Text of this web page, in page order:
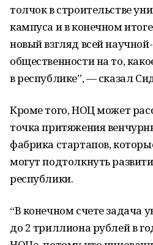
толчок в строительстве
кампуса и в конечном
новый взгляд всей
общественности на то,
в республике”, — сказал
Кроме того, НОЦ может
точка притяжения
фабрика стартапов,
могут подтолкнуть
республики.
“В конечном счете задача
до 2 триллиона рублей в